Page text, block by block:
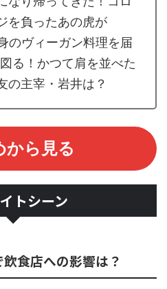
を負ったあの虎が
のヴィーガン料理を届
る！かつて肩を並べた
の主宰・岩井は？
から見る
トシーン
食店への影響は？